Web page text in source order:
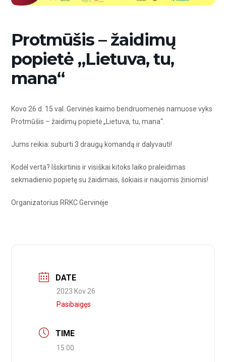
Protmūšis – žaidimų
popietė „Lietuva, tu,
mana“
Kovo 26 d. 15 val. Gervinės kaimo bendruomenės namuose vyks
Protmūšis – žaidimų popietė „Lietuva, tu, mana“.
Jums reikia: suburti 3 draugų komandą ir dalyvauti!
Kodėl verta? Išskirtinis ir visiškai kitoks laiko praleidimas
sekmadienio popietę su žaidimais, šokiais ir naujomis žiniomis!
Organizatorius RRKC Gervinėje
DATE
2023 Kov 26
Pasibaigęs
TIME
15:00